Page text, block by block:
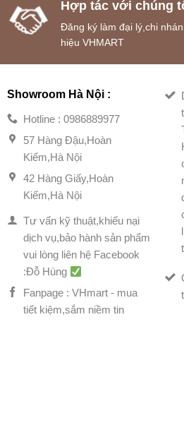
Hợp tác với chúng
Đăng ký làm đại lý,chi
hiệu VHMART
Showroom Hà Nội :
Hotline : 0986889977
57 Hàng Đậu,Hoàn
Kiếm,Hà Nội
42 Hàng Giấy,Hoàn
Kiếm,Hà Nội
Tư vấn kỹ thuật,khiếu nại
dịch vụ,bảo hành sản phẩm
vui lòng liên hệ Facebook
:Đỗ Hùng
Fanpage : VHmart - mua
tiết kiệm,sắm niềm tin